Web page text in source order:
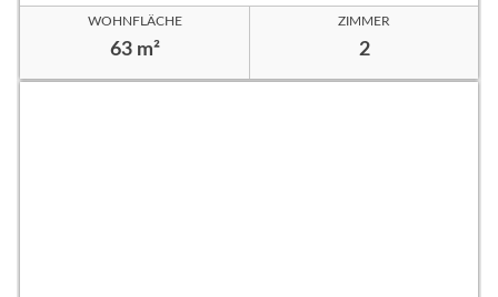
WOHNFLÄCHE
63 m²
ZIMMER
2